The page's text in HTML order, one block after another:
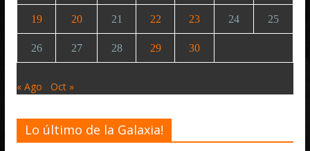
19 20 21 22 23 24 25
26 27 28 29 30
« Ago Oct »
Lo último de la Galaxia!